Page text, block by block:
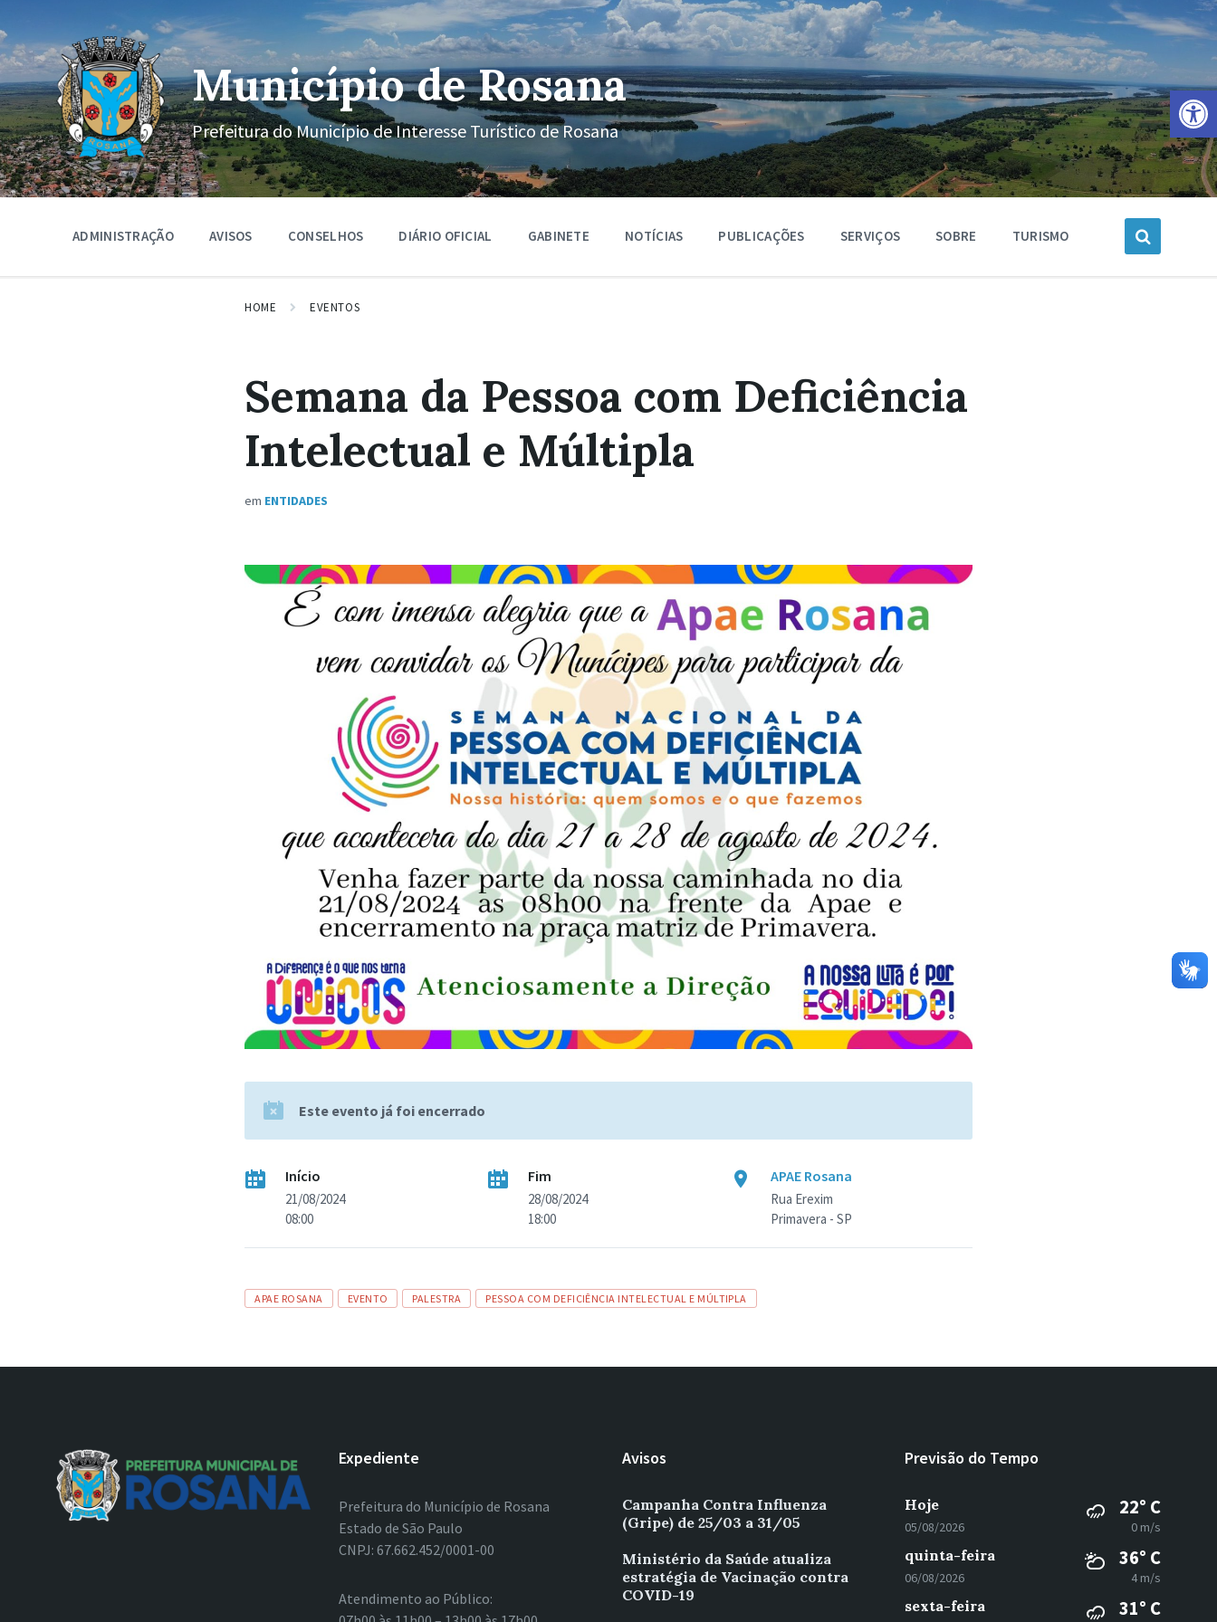
Barra de Ferramentas Aberta
o
conteúdo
a
navegação
principal
o
rodapé
Município de Rosana
Prefeitura do Município de Interesse Turístico de Rosana
ADMINISTRAÇÃO AVISOS CONSELHOS DIÁRIO OFICIAL GABINETE NOTÍCIAS PUBLICAÇÕES SERVIÇOS SOBRE TURISMO
HOME EVENTOS
Semana da Pessoa com Deficiência
Intelectual e Múltipla
em ENTIDADES
Este evento já foi encerrado
Início
21/08/2024
08:00
Fim
28/08/2024
18:00
APAE Rosana
Rua Erexim
Primavera - SP
Tags
APAE ROSANA EVENTO PALESTRA PESSOA COM DEFICIÊNCIA INTELECTUAL E MÚLTIPLA
Expediente
Prefeitura do Município de Rosana
Estado de São Paulo
CNPJ: 67.662.452/0001-00
Atendimento ao Público:
Avisos
Campanha Contra Influenza
(Gripe) de 25/03 a 31/05
Ministério da Saúde atualiza
estratégia de Vacinação contra
COVID-19
Previsão do Tempo
Hoje
05/08/2026
22° C
0 m/s
quinta-feira
06/08/2026
36° C
4 m/s
sexta-feira 31° C